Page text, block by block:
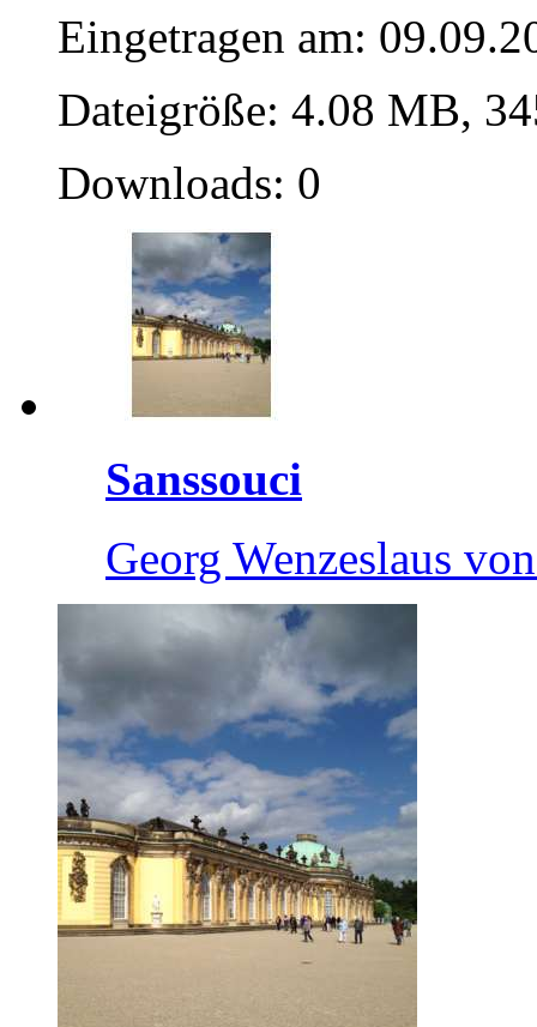
Eingetragen am:
Dateigröße: 4.08 MB,
Downloads: 0
Sanssouci
Georg Wenzeslaus